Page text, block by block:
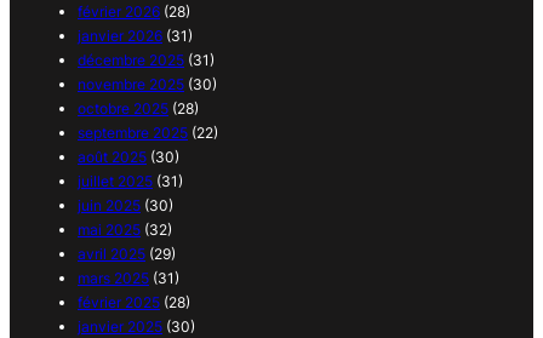
février 2026 (28)
janvier 2026 (31)
décembre 2025 (31)
novembre 2025 (30)
octobre 2025 (28)
septembre 2025 (22)
août 2025 (30)
juillet 2025 (31)
juin 2025 (30)
mai 2025 (32)
avril 2025 (29)
mars 2025 (31)
février 2025 (28)
janvier 2025 (30)